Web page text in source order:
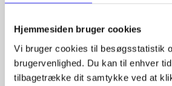
Hjemmesiden bruger cookies
Vi bruger cookies til besøgsstatistik
brugervenlighed. Du kan til enhver
tilbagetrække dit samtykke ved at
Artikler med samme emner
Fra